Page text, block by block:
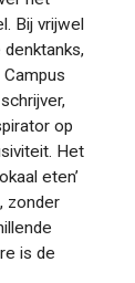
Bij vrijwel
Campus
op
Het
eten’
zonder
is de